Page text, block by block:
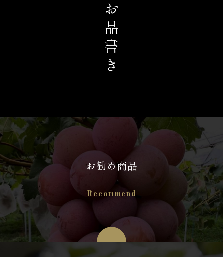
お品書き
お勧め商品
Recommend